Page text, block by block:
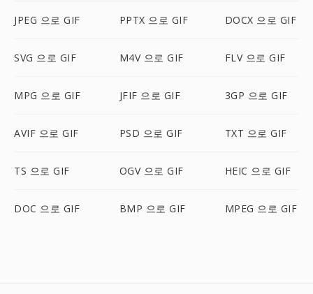
JPEG 으로 GIF PPTX 으로 GIF DOCX 으로 GIF
SVG 으로 GIF M4V 으로 GIF FLV 으로 GIF
MPG 으로 GIF JFIF 으로 GIF 3GP 으로 GIF
AVIF 으로 GIF PSD 으로 GIF TXT 으로 GIF
TS 으로 GIF OGV 으로 GIF HEIC 으로 GIF
DOC 으로 GIF BMP 으로 GIF MPEG 으로 GIF